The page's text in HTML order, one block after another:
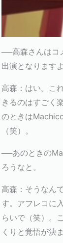
──高森さんはコ
出演となりますよ
高森：はい。こ
きるのはすごく
のときは
（笑）。
──あのときの
ろうなと。
高森：そうなん
す。アフレコに
らいで（笑）。
くりと覚悟が決